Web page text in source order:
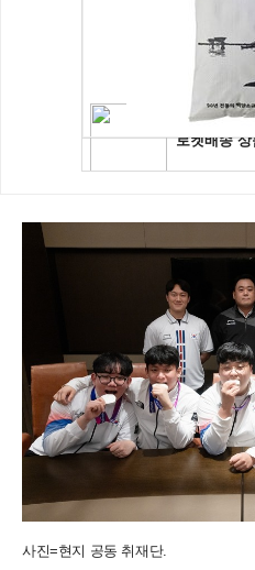
사진=현지 공동 취재단.